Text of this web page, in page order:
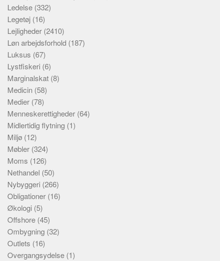
Ledelse (332)
Legetøj (16)
Lejligheder (2410)
Løn arbejdsforhold (187)
Luksus (67)
Lystfiskeri (6)
Marginalskat (8)
Medicin (58)
Medier (78)
Menneskerettigheder (64)
Midlertidig flytning (1)
Miljø (12)
Møbler (324)
Moms (126)
Nethandel (50)
Nybyggeri (266)
Obligationer (16)
Økologi (5)
Offshore (45)
Ombygning (32)
Outlets (16)
Overgangsydelse (1)